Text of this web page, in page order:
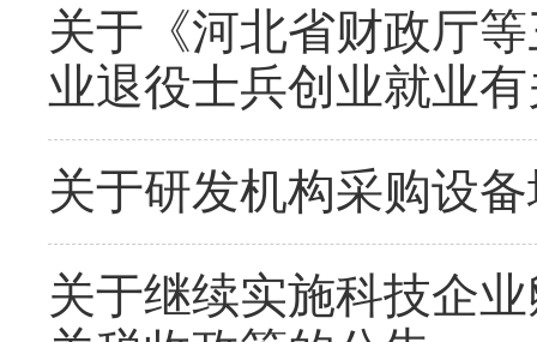
关于《河北省财政厅
业退役士兵创业就业
关于研发机构采购设
关于继续实施科技企